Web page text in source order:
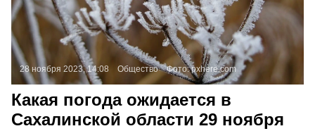
28 ноября 2023, 14:08 Общество Фото:pxhere.com
Какая погода ожидается в
Сахалинской области 29 ноября